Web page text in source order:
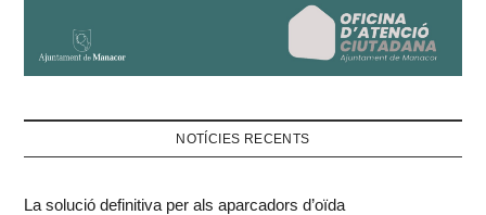
NOTÍCIES RECENTS
La solució definitiva per als aparcadors d’oïda